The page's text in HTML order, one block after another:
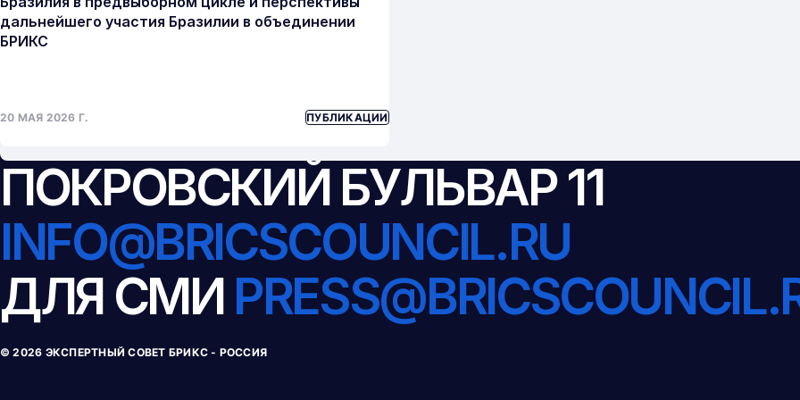
дальнейшего участия Бразилии в объединении
БРИКС
20 МАЯ 2026 Г. ПУБЛИКАЦИИ
ПОКРОВСКИЙ БУЛЬВАР 11
INFO@BRICSCOUNCIL.RU
ДЛЯ СМИ
© 2026 ЭКСПЕРТНЫЙ СОВЕТ БРИКС - РОССИЯ